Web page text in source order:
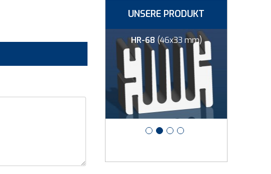
UNSERE PRODUKT
HR-425(48,3x16,5 mm) HR-68 (46x33 mm)